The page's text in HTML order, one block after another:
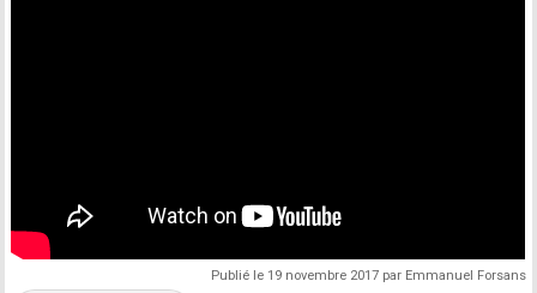
Publié le 19 novembre 2017 par Emmanuel Forsans